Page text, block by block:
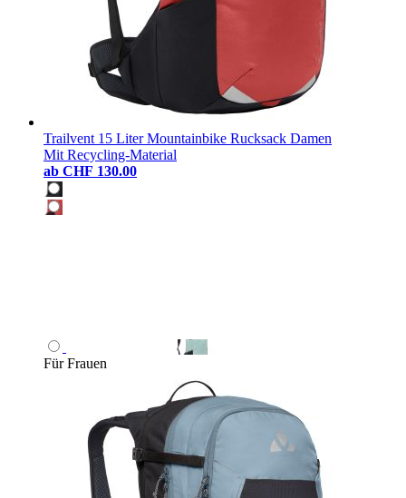
Trailvent 15 Liter Mountainbike Rucksack Damen
Mit Recycling-Material
ab CHF 130.00
Für Frauen